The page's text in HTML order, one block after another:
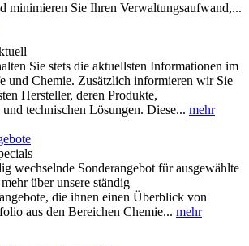
minimieren Sie Ihren Verwaltungsaufwand,...
Sie stets die aktuellsten Informationen im
und Chemie. Zusätzlich informieren wir Sie
Hersteller, deren Produkte,
technischen Lösungen. Diese... mehr
wechselnde Sonderangebot für ausgewählte
über unsere ständig
die ihnen einen Überblick von
aus den Bereichen Chemie... mehr